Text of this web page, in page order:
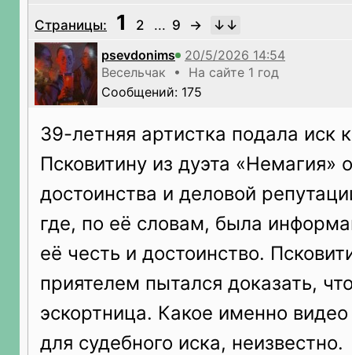
Страницы: 1 2 ... 9
→
psevdonims
Весельчак • На сайте 1 год
Сообщений: 175
39-летняя артистка подала иск
Псковитину из дуэта «Немагия»
достоинства и деловой
где, по её словам, была
её честь и достоинство.
приятелем пытался доказать,
эскортница. Какое именно
для судебного иска, неизвестно.